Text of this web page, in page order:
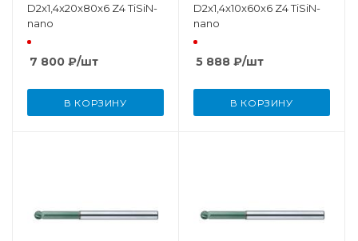
D2x1,4x20x80x6 Z4 TiSiN-
nano
7 800 ₽/шт
В КОРЗИНУ
D2x1,4x10x60x6 Z4 TiSiN-
nano
5 888 ₽/шт
В КОРЗИНУ